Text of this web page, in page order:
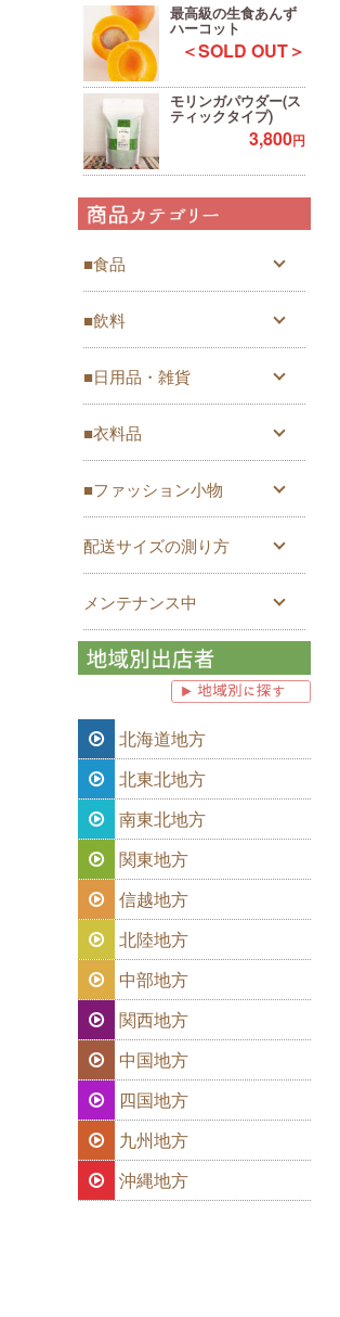
最高級の生食あんず
ハーコット
＜SOLD OUT＞
モリンガパウダー(ス
ティックタイプ)
3,800円
■食品
■飲料
■日用品・雑貨
■衣料品
■ファッション小物
配送サイズの測り方
メンテナンス中
北海道地方
北東北地方
南東北地方
関東地方
信越地方
北陸地方
中部地方
関西地方
中国地方
四国地方
九州地方
沖縄地方